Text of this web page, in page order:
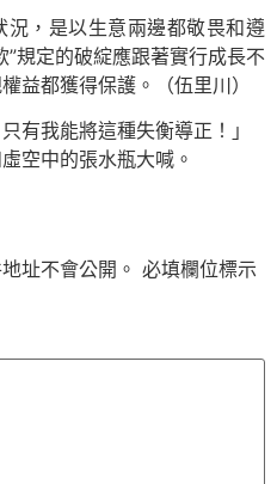
況，是以生意兩邊都敬畏和遵
規定的破綻應跟著實行成長不
益都獲得保護。（伍里川）
只有我能將這種失衡導正！」
空中的張水瓶大喊。
址不會公開。 必填欄位標示